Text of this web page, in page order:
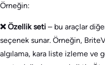
Örneğin:
❌ Özellik seti – bu araçlar
seçenek sunar. Örneğin,
algılama, kara liste izleme ve